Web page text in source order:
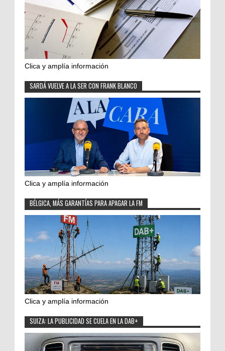
Clica y amplía información
SARDÁ VUELVE A LA SER CON FRANK BLANCO
Clica y amplía información
BÉLGICA, MÁS GARANTÍAS PARA APAGAR LA FM
Clica y amplía información
SUIZA: LA PUBLICIDAD SE CUELA EN LA DAB+